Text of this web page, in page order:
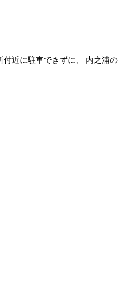
近に駐車できずに、 内之浦の